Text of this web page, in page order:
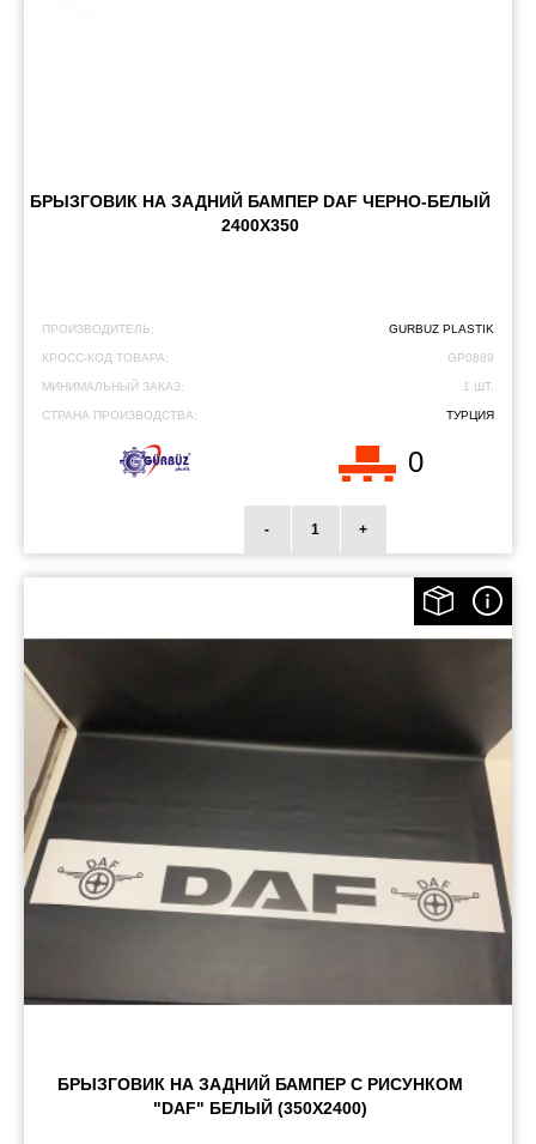
БРЫЗГОВИК НА ЗАДНИЙ БАМПЕР DAF ЧЕРНО-БЕЛЫЙ
2400Х350
ПРОИЗВОДИТЕЛЬ: GURBUZ PLASTIK
КРОСС-КОД ТОВАРА: GP0889
МИНИМАЛЬНЫЙ ЗАКАЗ: 1 ШТ.
СТРАНА ПРОИЗВОДСТВА: ТУРЦИЯ
0
- +
БРЫЗГОВИК НА ЗАДНИЙ БАМПЕР С РИСУНКОМ
"DAF" БЕЛЫЙ (350X2400)